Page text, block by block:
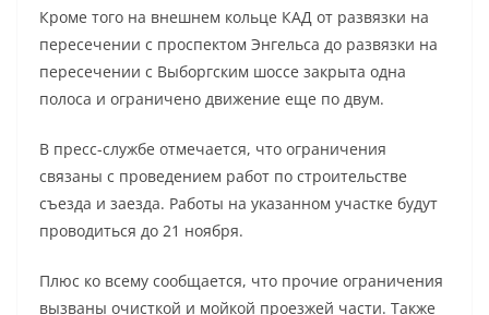
Кроме того на внешнем кольце КАД от развязки на
пересечении с проспектом Энгельса до развязки на
пересечении с Выборгским шоссе закрыта одна
полоса и ограничено движение еще по двум.
В пресс-службе отмечается, что ограничения
связаны с проведением работ по строительстве
съезда и заезда. Работы на указанном участке будут
проводиться до 21 ноября.
Плюс ко всему сообщается, что прочие ограничения
вызваны очисткой и мойкой проезжей части. Также